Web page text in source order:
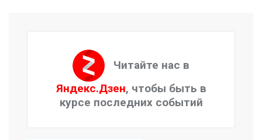
Читайте нас в
Яндекс.Дзен, чтобы быть в
курсе последних событий